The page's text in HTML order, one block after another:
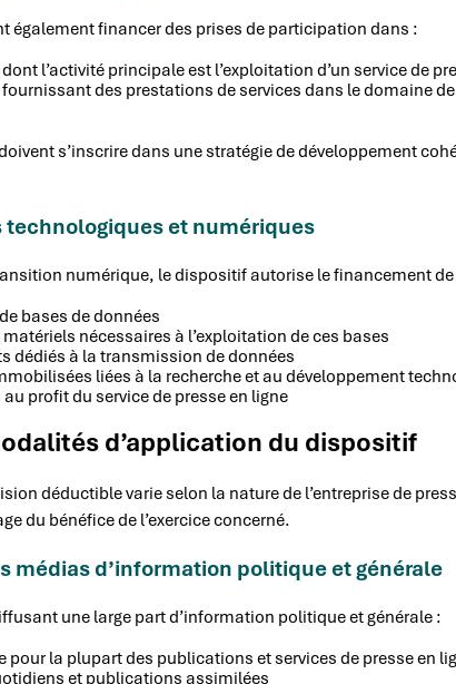
également financer des prises de participation dans :
l’activité principale est l’exploitation d’un service de
des prestations de services dans le domaine
s’inscrire dans une stratégie de développement
et numériques
numérique, le dispositif autorise le financement de
bases de données
matériels nécessaires à l’exploitation de ces bases
dédiés à la transmission de données
liées à la recherche et au développement
profit du service de presse en ligne
d’application du dispositif
déductible varie selon la nature de l’entreprise de
du bénéfice de l’exercice concerné.
médias d’information politique et générale
une large part d’information politique et générale :
pour la plupart des publications et services de presse en
et publications assimilées